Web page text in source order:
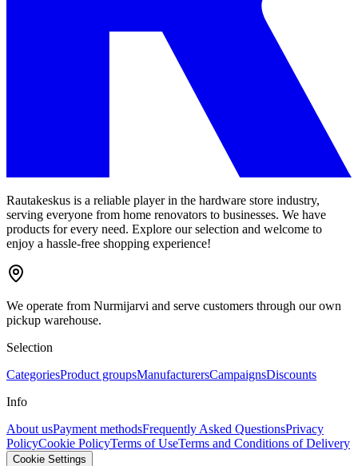
Rautakeskus is a reliable player in the hardware store industry,
serving everyone from home renovators to businesses. We have
products for every need. Explore our selection and welcome to
enjoy a hassle-free shopping experience!
We operate from Nurmijarvi and serve customers through our own
pickup warehouse.
Selection
CategoriesProduct groupsManufacturersCampaignsDiscounts
Info
About usPayment methodsFrequently Asked QuestionsPrivacy
PolicyCookie PolicyTerms of UseTerms and Conditions of Delivery
Cookie Settings